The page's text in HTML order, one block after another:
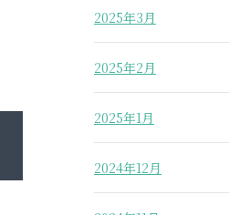
2025年3月
2025年2月
2025年1月
2024年12月